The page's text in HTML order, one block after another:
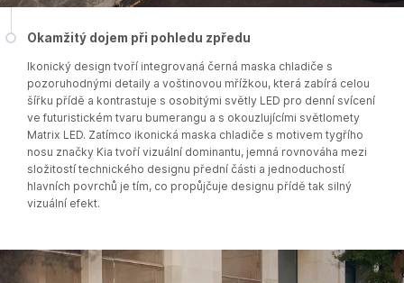
Okamžitý dojem při pohledu zpředu
Ikonický design tvoří integrovaná černá maska chladiče s
pozoruhodnými detaily a voštinovou mřížkou, která zabírá celou
šířku přídě a kontrastuje s osobitými světly LED pro denní svícení
ve futuristickém tvaru bumerangu a s okouzlujícími světlomety
Matrix LED. Zatímco ikonická maska chladiče s motivem tygřího
nosu značky Kia tvoří vizuální dominantu, jemná rovnováha mezi
složitostí technického designu přední části a jednoduchostí
hlavních povrchů je tím, co propůjčuje designu přídě tak silný
vizuální efekt.